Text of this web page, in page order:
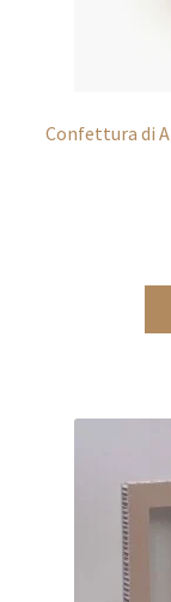
Confettura di